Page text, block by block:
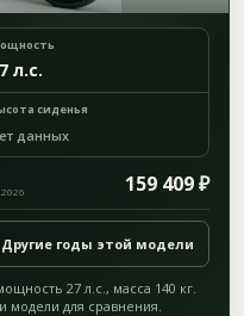
л.с.
сиденья
данных
159 409 ₽
Другие годы этой модели
27 л.с., масса 140 кг.
модели для сравнения.